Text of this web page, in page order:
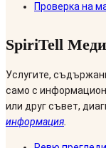
Проверка на
SpiriTell
Услугите,
само с
или друг съвет,
информация.